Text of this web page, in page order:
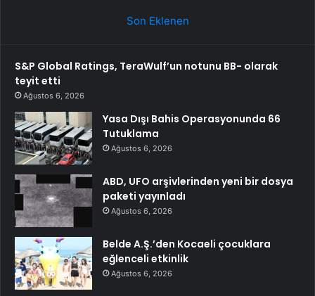
Son Eklenen
S&P Global Ratings, TeraWulf’un notunu BB- olarak
teyit etti
Ağustos 6, 2026
Yasa Dışı Bahis Operasyonunda 66
Tutuklama
Ağustos 6, 2026
ABD, UFO arşivlerinden yeni bir dosya
paketi yayınladı
Ağustos 6, 2026
Belde A.Ş.’den Kocaeli çocuklara
eğlenceli etkinlik
Ağustos 6, 2026